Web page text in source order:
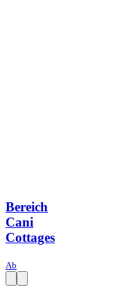
Bereich
Cani
Cottages
Ab